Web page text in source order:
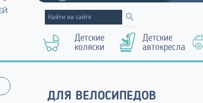
Детские
коляски
Детские
автокресла
ДЛЯ ВЕЛОСИПЕДОВ